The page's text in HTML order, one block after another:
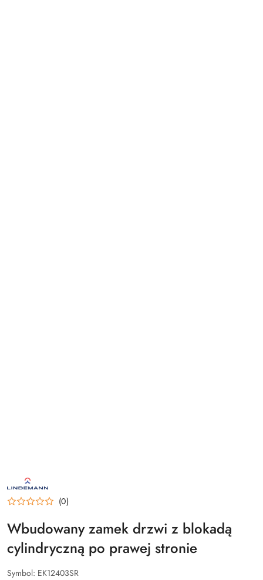
ROBERT
LINDEMANN
KG
–
NIEMIECKIEGO
PRODUCENTA
OSPRZĘTU
JACHTOWEGO
I
(0)
Wbudowany zamek drzwi z blokadą
cylindryczną po prawej stronie
Symbol: EK12403SR